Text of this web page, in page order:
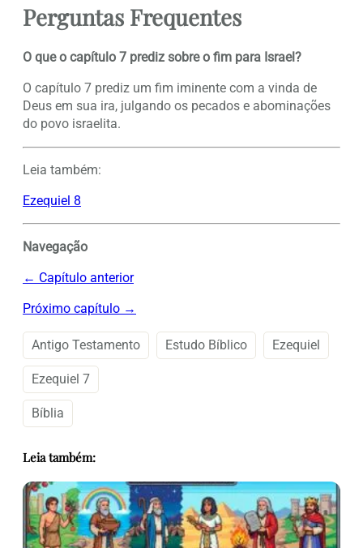
Perguntas Frequentes
O que o capítulo 7 prediz sobre o fim para Israel?
O capítulo 7 prediz um fim iminente com a vinda de
Deus em sua ira, julgando os pecados e abominações
do povo israelita.
Leia também:
Ezequiel 8
Navegação
← Capítulo anterior
Próximo capítulo →
Antigo Testamento Estudo Bíblico Ezequiel
Ezequiel 7
Bíblia
Leia também: